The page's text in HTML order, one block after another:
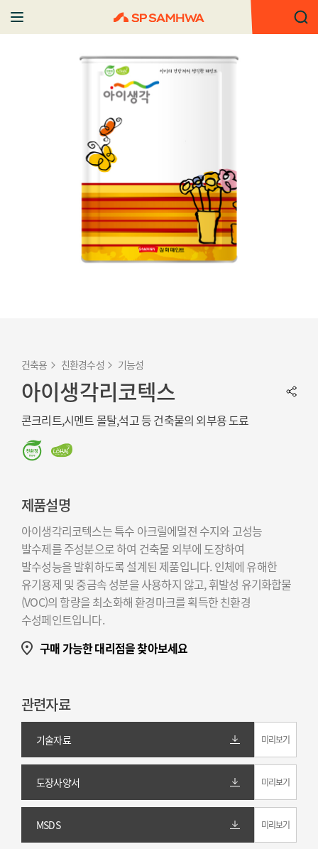
건축용 친환경수성 기능성
아이생각리코텍스
콘크리트,시멘트 몰탈,석고 등 건축물의 외부용 도료
제품설명
아이생각리코텍스는 특수 아크릴에멀젼 수지와 고성능
발수제를 주성분으로 하여 건축물 외부에 도장하여
발수성능을 발휘하도록 설계된 제품입니다. 인체에 유해한
유기용제 및 중금속 성분을 사용하지 않고, 휘발성 유기화합물
(VOC)의 함량을 최소화해 환경마크를 획득한 친환경
수성페인트입니다.
구매 가능한 대리점을 찾아보세요
관련자료
기술자료 미리보기
도장사양서 미리보기
MSDS 미리보기